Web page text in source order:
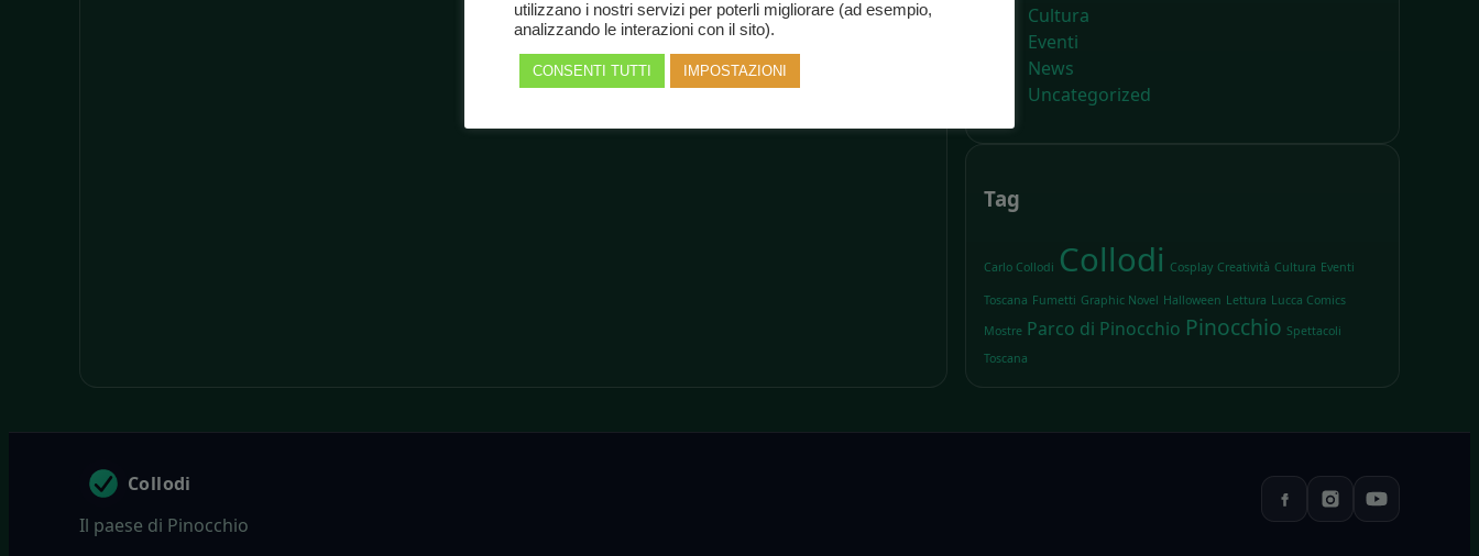
Cultura
Eventi
News
Uncategorized
Tag
Carlo Collodi Collodi Cosplay Creatività Cultura Eventi
Toscana Fumetti Graphic Novel Halloween Lettura Lucca Comics
Mostre Parco di Pinocchio Pinocchio Spettacoli
Toscana
Collodi
Il paese di Pinocchio
utilizzano i nostri servizi per poterli migliorare (ad esempio,
analizzando le interazioni con il sito).
CONSENTI TUTTI IMPOSTAZIONI